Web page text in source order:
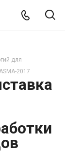
для
2017